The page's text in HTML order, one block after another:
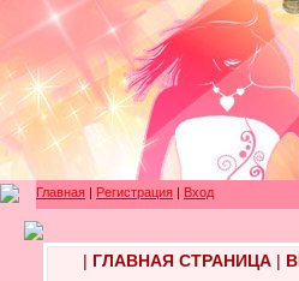
Главная | Регистрация | Вход
| ГЛАВНАЯ СТРАНИЦА|